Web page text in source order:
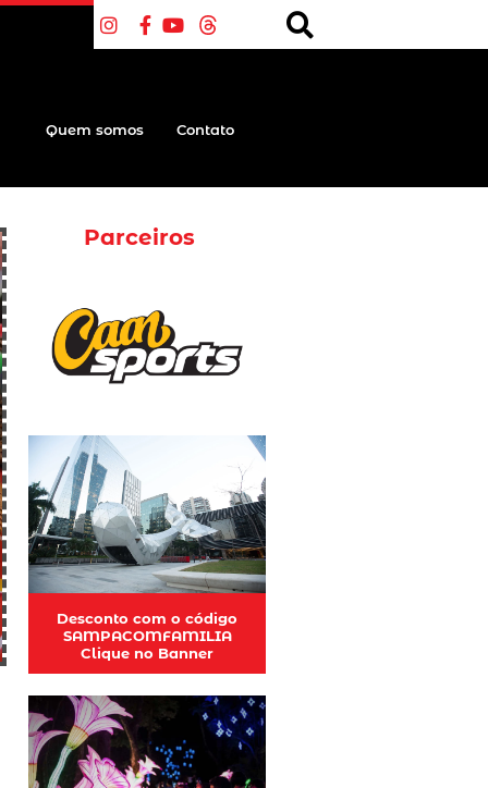
Quem somos Contato
Parceiros
Desconto com o código
SAMPACOMFAMILIA
Clique no Banner